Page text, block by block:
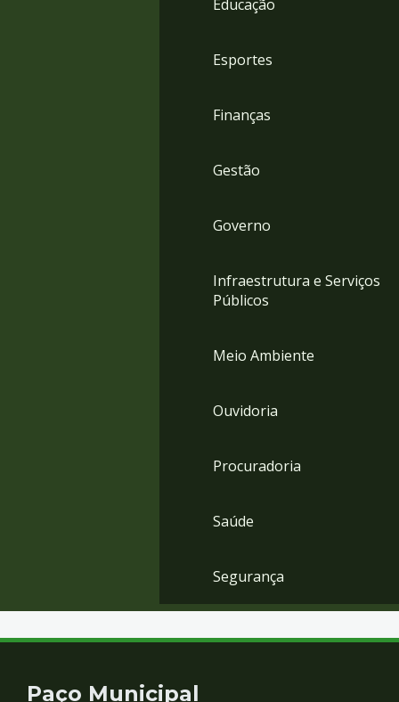
Educação
Esportes
Finanças
Gestão
Governo
Infraestrutura e Serviços
Públicos
Meio Ambiente
Ouvidoria
Procuradoria
Saúde
Segurança
Contato
Paço Municipal